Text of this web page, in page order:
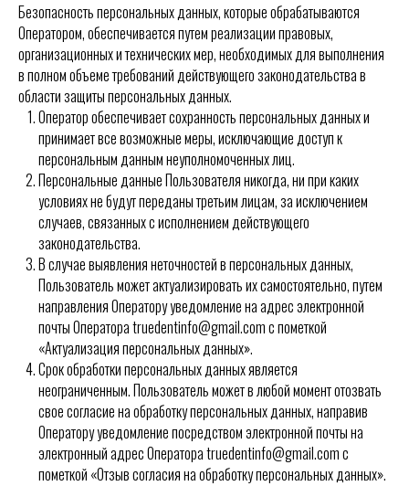
Безопасность персональных данных, которые обрабатываются
Оператором, обеспечивается путем реализации правовых,
организационных и технических мер, необходимых для выполнения
в полном объеме требований действующего законодательства в
области защиты персональных данных.
Оператор обеспечивает сохранность персональных данных и
принимает все возможные меры, исключающие доступ к
персональным данным неуполномоченных лиц.
Персональные данные Пользователя никогда, ни при каких
условиях не будут переданы третьим лицам, за исключением
случаев, связанных с исполнением действующего
законодательства.
В случае выявления неточностей в персональных данных,
Пользователь может актуализировать их самостоятельно, путем
направления Оператору уведомление на адрес электронной
почты Оператора truedentinfo@gmail.com с пометкой
«Актуализация персональных данных».
Срок обработки персональных данных является
неограниченным. Пользователь может в любой момент отозвать
свое согласие на обработку персональных данных, направив
Оператору уведомление посредством электронной почты на
электронный адрес Оператора truedentinfo@gmail.com с
пометкой «Отзыв согласия на обработку персональных данных».